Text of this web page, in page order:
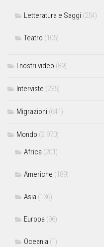
Letteratura e Saggi (254)
Teatro (105)
I nostri video (89)
Interviste (235)
Migrazioni (641)
Mondo (2.970)
Africa (201)
Americhe (189)
Asia (136)
Europa (96)
Oceania (1)